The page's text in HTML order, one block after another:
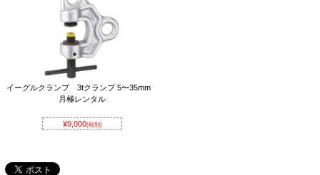
イーグルクランプ 3tクランプ 5〜35mm
月極レンタル
¥9,000(税別)